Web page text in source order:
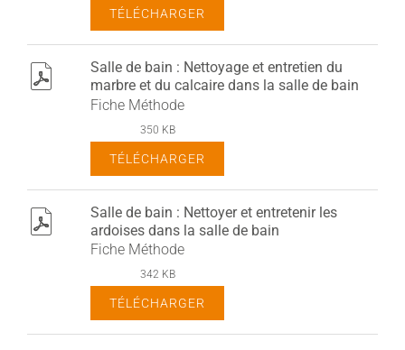
TÉLÉCHARGER
pdfSalle de bain : Nettoyage et entretien du
marbre et du calcaire dans la salle de bain
Fiche Méthode
350 KB
TÉLÉCHARGER
pdfSalle de bain : Nettoyer et entretenir les
ardoises dans la salle de bain
Fiche Méthode
342 KB
TÉLÉCHARGER